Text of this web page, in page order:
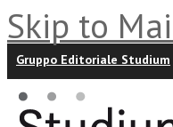
Skip to
Gruppo Editoriale Studium